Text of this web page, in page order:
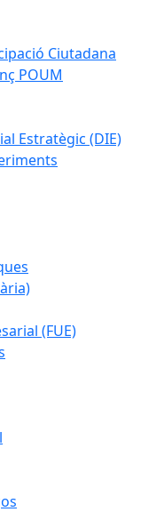
Ciutadana
POUM
Estratègic (DIE)
(FUE)